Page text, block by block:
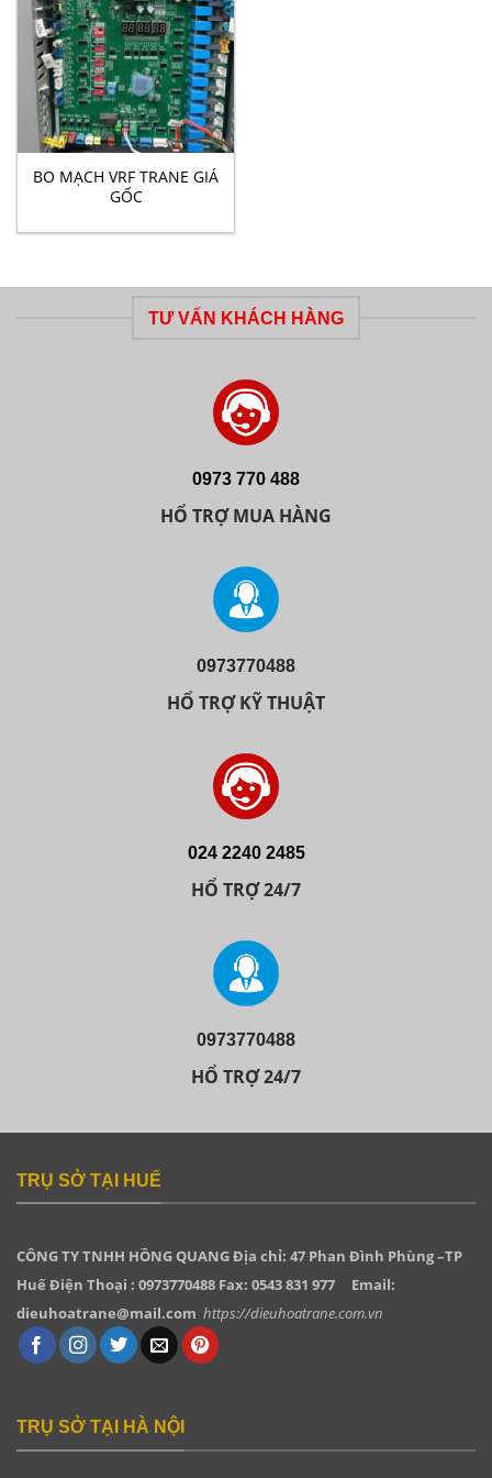
BO MẠCH VRF TRANE GIÁ
GỐC
TƯ VẤN KHÁCH HÀNG
0973 770 488
HỔ TRỢ MUA HÀNG
0973770488
HỔ TRỢ KỸ THUẬT
024 2240 2485
HỔ TRỢ 24/7
0973770488
HỔ TRỢ 24/7
TRỤ SỞ TẠI HUẾ
CÔNG TY TNHH HỒNG QUANGĐịa chỉ: 47 Phan Đình Phùng –TP
Huế Điện Thoại : 0973770488 Fax: 0543 831 977
Email:
dieuhoatrane@mail.com https://dieuhoatrane.com.vn
TRỤ SỞ TẠI HÀ NỘI